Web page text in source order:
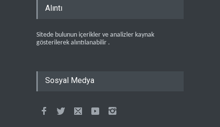
Alıntı
Sitede bulunun içerikler ve analizler kaynak
gösterilerek alıntılanabilir .
Sosyal Medya